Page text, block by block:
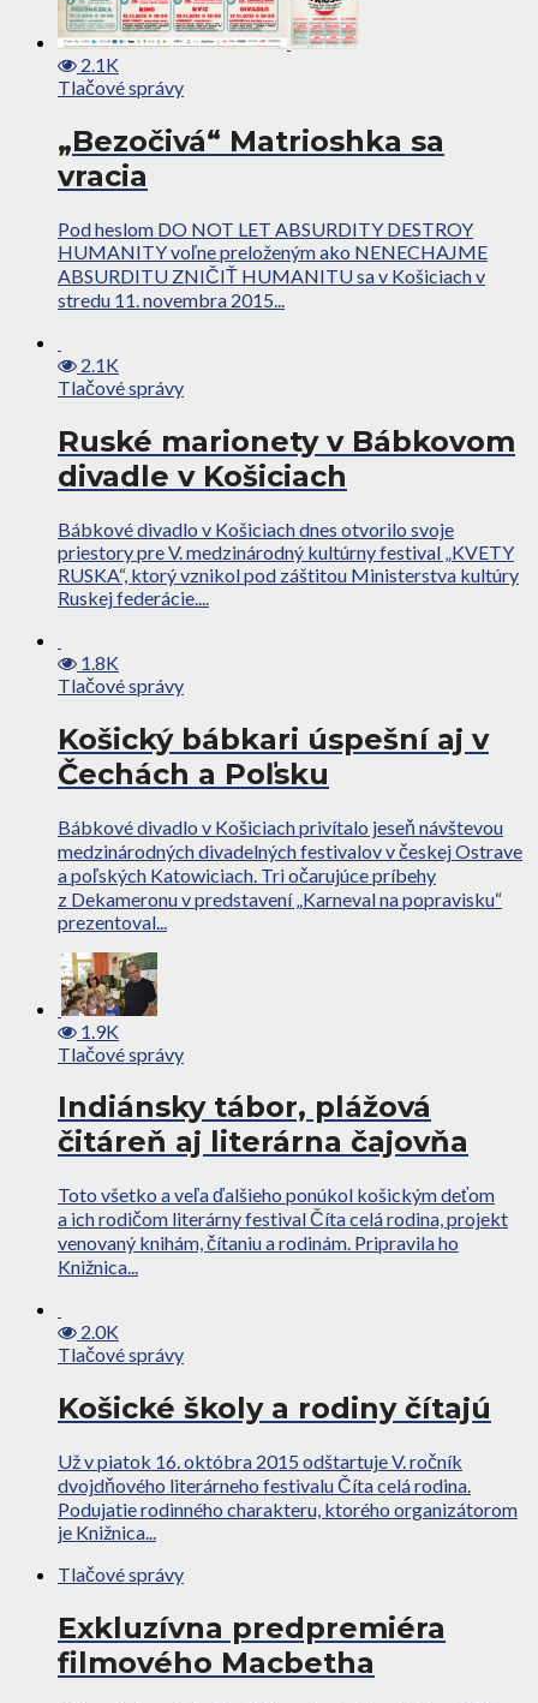
2.1K
Tlačové správy
„Bezočivá“ Matrioshka sa
vracia
Pod heslom DO NOT LET ABSURDITY DESTROY
HUMANITY voľne preloženým ako NENECHAJME
ABSURDITU ZNIČIŤ HUMANITU sa v Košiciach v
stredu 11. novembra 2015...
2.1K
Tlačové správy
Ruské marionety v Bábkovom
divadle v Košiciach
Bábkové divadlo v Košiciach dnes otvorilo svoje
priestory pre V. medzinárodný kultúrny festival „KVETY
RUSKA“, ktorý vznikol pod záštitou Ministerstva kultúry
Ruskej federácie....
1.8K
Tlačové správy
Košický bábkari úspešní aj v
Čechách a Poľsku
Bábkové divadlo v Košiciach privítalo jeseň návštevou
medzinárodných divadelných festivalov v českej Ostrave
a poľských Katowiciach. Tri očarujúce príbehy
z Dekameronu v predstavení „Karneval na popravisku“
prezentoval...
1.9K
Tlačové správy
Indiánsky tábor, plážová
čitáreň aj literárna čajovňa
Toto všetko a veľa ďalšieho ponúkol košickým deťom
a ich rodičom literárny festival Číta celá rodina, projekt
venovaný knihám, čítaniu a rodinám. Pripravila ho
Knižnica...
2.0K
Tlačové správy
Košické školy a rodiny čítajú
Už v piatok 16. októbra 2015 odštartuje V. ročník
dvojdňového literárneho festivalu Číta celá rodina.
Podujatie rodinného charakteru, ktorého organizátorom
je Knižnica...
Tlačové správy
Exkluzívna predpremiéra
filmového Macbetha